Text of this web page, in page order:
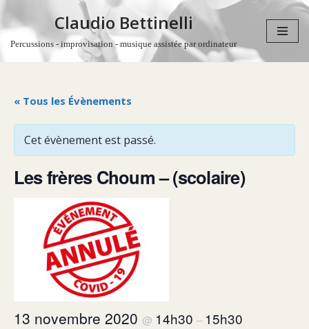
Aller
Claudio Bettinelli
Percussions - improvisation - musique assistée par ordinateur
« Tous les Évènements
Cet évènement est passé.
Les frères Choum – (scolaire)
13 novembre 2020 @ 14h30 – 15h30